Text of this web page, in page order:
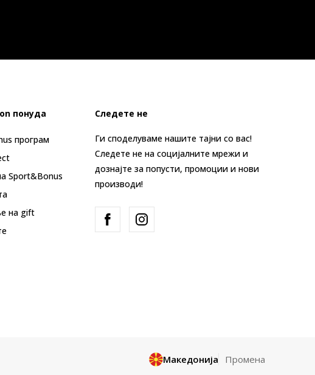
понуда
програм
Sport&Bonus
на gift
Следете не
Ги споделуваме нашите тајни со вас!
Следете не на социјалните мрежи и
дознајте за попусти, промоции и нови
производи!
Македонија Промена